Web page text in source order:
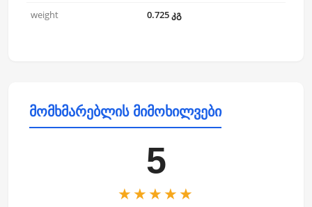
weight
0.725 კგ
მომხმარებლის მიმოხილვები
5
★★★★★